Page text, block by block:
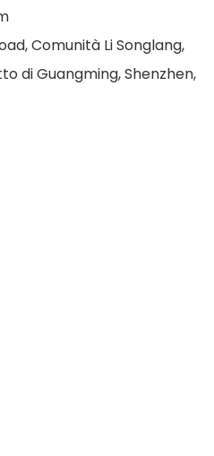
Comunità Li Songlang,
di Guangming, Shenzhen,